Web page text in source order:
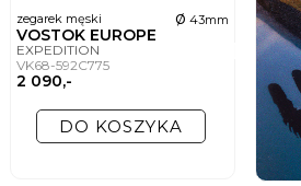
zegarek męski ø 43mm
VOSTOK EUROPE
EXPEDITION
VK68-592C775
2 090,-
DO KOSZYKA